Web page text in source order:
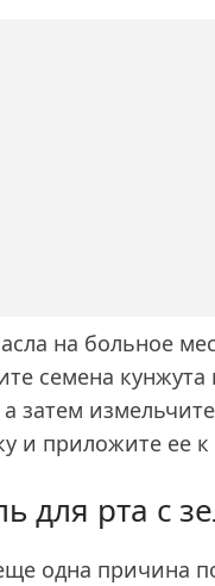
на больное
семена кунжута
затем
и приложите ее к
для рта с
одна причина